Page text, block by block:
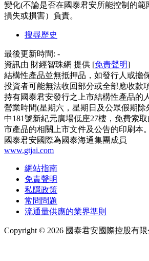
變化(不論是否在國泰君安所能控制的
損失或損害）負責。
搜尋歷史
最後更新時間: -
資訊由 財經智珠網 提供 [免責聲明]
結構性產品並無抵押品，如發行人或擔
投資者可能無法收回部分或全部應收款
持有國泰君安發行之上市結構性產品的
營業時間(星期六，星期日及公眾假期除
中181號新紀元廣場低座27樓，免費索
市產品的相關上市文件及公告的印刷本。
國泰君安國際為國泰海通集團成員
www.gtjai.com
網站指南
免責聲明
私隱政策
常問問題
流通量供應的業界準則
Copyright © 2026 國泰君安國際控股有